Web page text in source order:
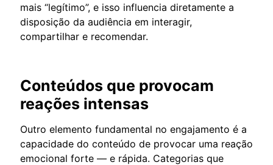
mais “legítimo”, e isso influencia diretamente a
disposição da audiência em interagir,
compartilhar e recomendar.
Conteúdos que provocam
reações intensas
Outro elemento fundamental no engajamento é a
capacidade do conteúdo de provocar uma reação
emocional forte — e rápida. Categorias que